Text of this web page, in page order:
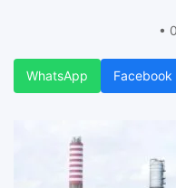
•
WhatsApp Facebook